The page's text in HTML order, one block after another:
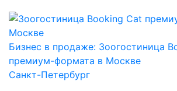
Бизнес в продаже: Зоогостиница
премиум-формата в Москве
Санкт-Петербург